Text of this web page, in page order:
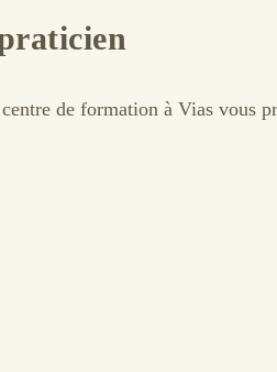
de formation à Vias vous